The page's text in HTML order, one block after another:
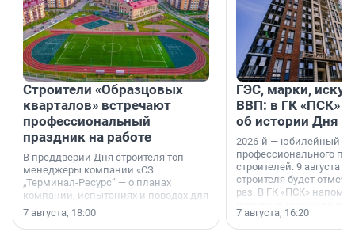
Строители «Образцовых
кварталов» встречают
профессиональный
праздник на работе
В преддверии Дня строителя топ-
менеджеры компании «СЗ
„Терминал-Ресурс“ — о планах
компании, испытаниях и поводах для
осторожного оптимизма.
7 августа, 18:00
ГЭС, марки,
ВВП: в ГК «ПСК»
об истории Дня
2026-й — юбилейный
профессионального
строителей. 9 августа
строителя будет
раз. В ГК «ПСК»
поменялась роль
7 августа, 16:20